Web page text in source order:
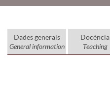
Dades generals
General information
Docència
Teaching